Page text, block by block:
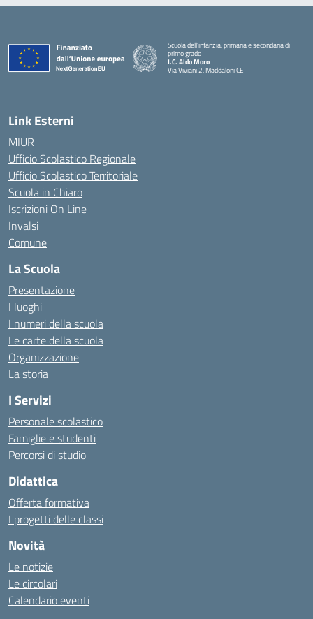
Scuola dell’infanzia, primaria e secondaria di
primo grado
I.C. Aldo Moro
Via Viviani 2, Maddaloni CE
Link Esterni
MIUR
Ufficio Scolastico Regionale
Ufficio Scolastico Territoriale
Scuola in Chiaro
Iscrizioni On Line
Invalsi
Comune
La Scuola
Presentazione
I luoghi
I numeri della scuola
Le carte della scuola
Organizzazione
La storia
I Servizi
Personale scolastico
Famiglie e studenti
Percorsi di studio
Didattica
Offerta formativa
I progetti delle classi
Novità
Le notizie
Le circolari
Calendario eventi